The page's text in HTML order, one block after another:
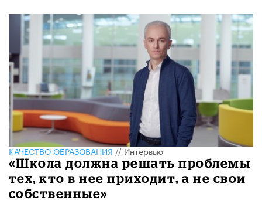
КАЧЕСТВО ОБРАЗОВАНИЯ//Интервью
«Школа должна решать проблемы
тех, кто в нее приходит, а не свои
собственные»